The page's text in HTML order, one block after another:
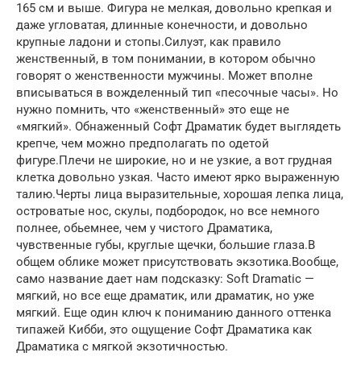
165 см и выше. Фигура не мелкая, довольно крепкая и
даже угловатая, длинные конечности, и довольно
крупные ладони и стопы.Силуэт, как правило
женственный, в том понимании, в котором обычно
говорят о женственности мужчины. Может вполне
вписываться в вожделенный тип «песочные часы». Но
нужно помнить, что «женственный» это еще не
«мягкий». Обнаженный Софт Драматик будет выглядеть
крепче, чем можно предполагать по одетой
фигуре.Плечи не широкие, но и не узкие, а вот грудная
клетка довольно узкая. Часто имеют ярко выраженную
талию.Черты лица выразительные, хорошая лепка лица,
островатые нос, скулы, подбородок, но все немного
полнее, обьемнее, чем у чистого Драматика,
чувственные губы, круглые щечки, большие глаза.В
общем облике может присутствовать экзотика.Вообще,
само название дает нам подсказку: Soft Dramatic —
мягкий, но все еще драматик, или драматик, но уже
мягкий. Еще один ключ к пониманию данного оттенка
типажей Кибби, это ощущение Софт Драматика как
Драматика с мягкой экзотичностью.